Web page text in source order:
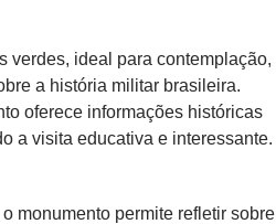
verdes, ideal para contemplação,
a história militar brasileira.
oferece informações históricas
a visita educativa e interessante.
monumento permite refletir sobre